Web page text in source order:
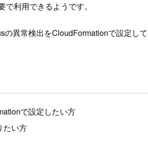
利用できるようです。
異常検出をCloudFormationで設定して
で設定したい方
たい方